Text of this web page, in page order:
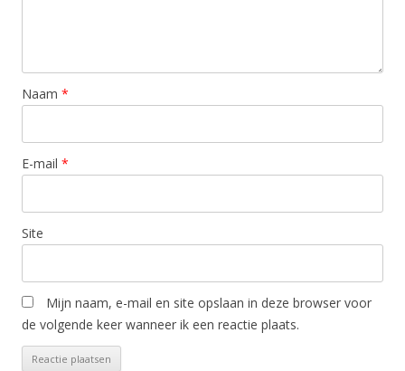
Naam *
E-mail *
Site
Mijn naam, e-mail en site opslaan in deze browser voor
de volgende keer wanneer ik een reactie plaats.